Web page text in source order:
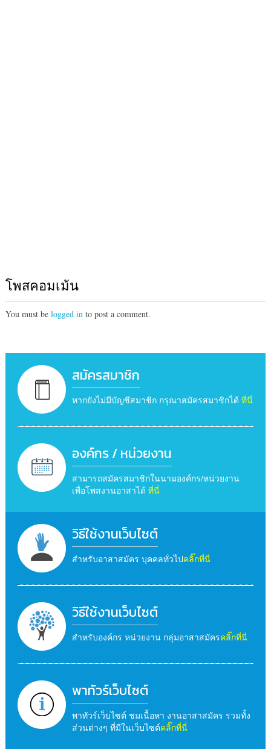
โพสคอมเม้น
You must be logged into post a comment.
สมัครสมาชิก
หากยังไม่มีบัญชีสมาชิก กรุณาสมัครสมาชิกได้ ที่นี่
องค์กร / หน่วยงาน
สามารถสมัครสมาชิกในนามองค์กร/หน่วยงาน
เพื่อโพสงานอาสาได้ ที่นี่
วิธีใช้งานเว็บไซต์
สำหรับอาสาสมัคร บุคคลทั่วไปคลิ๊กที่นี่
วิธีใช้งานเว็บไซต์
สำหรับองค์กร หน่วยงาน กลุ่มอาสาสมัครคลิ๊กที่นี่
พาทัวร์เว็บไซต์
พาทัวร์เว็บไซต์ ชมเนื้อหา งานอาสาสมัคร รวมทั้ง
ส่วนต่างๆ ที่มีในเว็บไซต์คลิ๊กที่นี่